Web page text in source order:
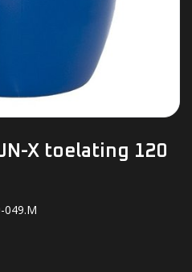
X toelating 120
049.M